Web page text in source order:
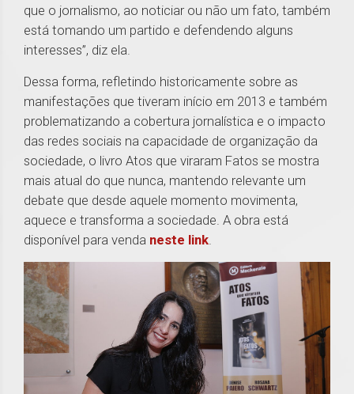
que o jornalismo, ao noticiar ou não um fato, também
está tomando um partido e defendendo alguns
interesses”, diz ela.
Dessa forma, refletindo historicamente sobre as
manifestações que tiveram início em 2013 e também
problematizando a cobertura jornalística e o impacto
das redes sociais na capacidade de organização da
sociedade, o livro Atos que viraram Fatos se mostra
mais atual do que nunca, mantendo relevante um
debate que desde aquele momento movimenta,
aquece e transforma a sociedade. A obra está
disponível para venda neste link.